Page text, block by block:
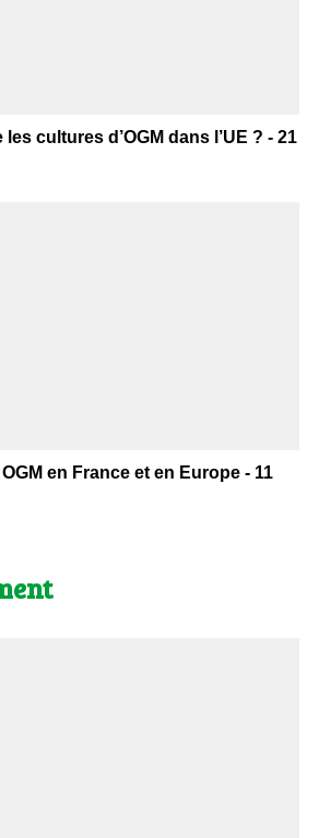
cultures d’OGM dans l’UE ? - 21
en France et en Europe - 11